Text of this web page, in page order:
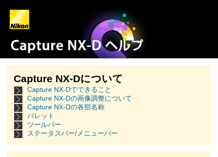
Capture NX-Dについて
Capture NX-Dでできること
Capture NX-Dの画像調整について
Capture NX-Dの各部名称
パレット
ツールバー
ステータスバー/メニューバー